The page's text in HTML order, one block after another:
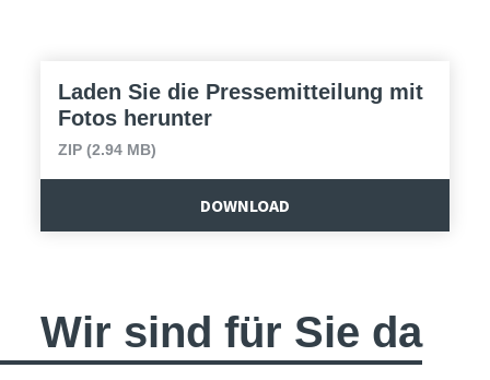
Laden Sie die Pressemitteilung mit
Fotos herunter
ZIP (2.94 MB)
DOWNLOAD
Wir sind für Sie da